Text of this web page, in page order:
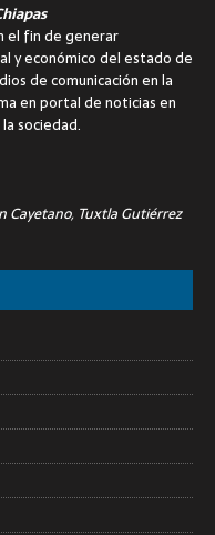
el fin de generar
y económico del estado de
de comunicación en la
en portal de noticias en
sociedad.
Cayetano, Tuxtla Gutiérrez